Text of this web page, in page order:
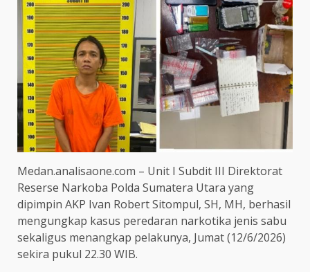
Medan.analisaone.com – Unit I Subdit III Direktorat
Reserse Narkoba Polda Sumatera Utara yang
dipimpin AKP Ivan Robert Sitompul, SH, MH, berhasil
mengungkap kasus peredaran narkotika jenis sabu
sekaligus menangkap pelakunya, Jumat (12/6/2026)
sekira pukul 22.30 WIB.